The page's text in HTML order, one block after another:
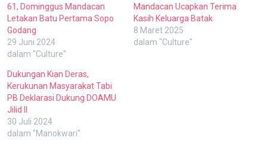
61, Dominggus Mandacan
Letakan Batu Pertama Sopo
Godang
29 Juni 2024
dalam "Culture"
Mandacan Ucapkan Terima
Kasih Keluarga Batak
8 Maret 2025
dalam "Culture"
Dukungan Kian Deras,
Kerukunan Masyarakat Tabi
PB Deklarasi Dukung DOAMU
Jilid II
30 Juli 2024
dalam "Manokwari"